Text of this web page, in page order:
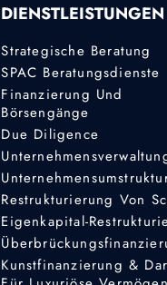
DIENSTLEISTUNGEN
Strategische Beratung
SPAC Beratungsdienste
Finanzierung Und
Börsengänge
Due Diligence
Restrukturierung Von
Eigenkapital-
Kunstfinanzierung &